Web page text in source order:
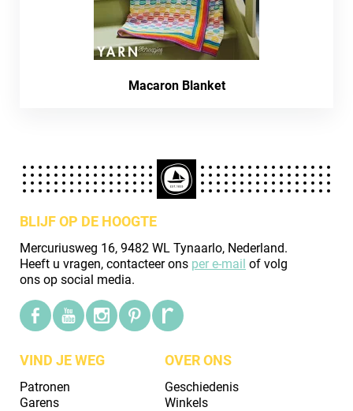
Macaron Blanket
BLIJF OP DE HOOGTE
Mercuriusweg 16, 9482 WL Tynaarlo, Nederland.
Heeft u vragen, contacteer ons per e-mail of volg
ons op social media.
VIND JE WEG
Patronen
Garens
OVER ONS
Geschiedenis
Winkels